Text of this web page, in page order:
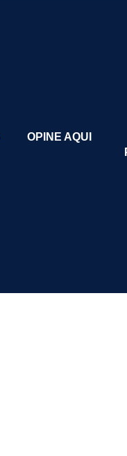
OPINE AQUI